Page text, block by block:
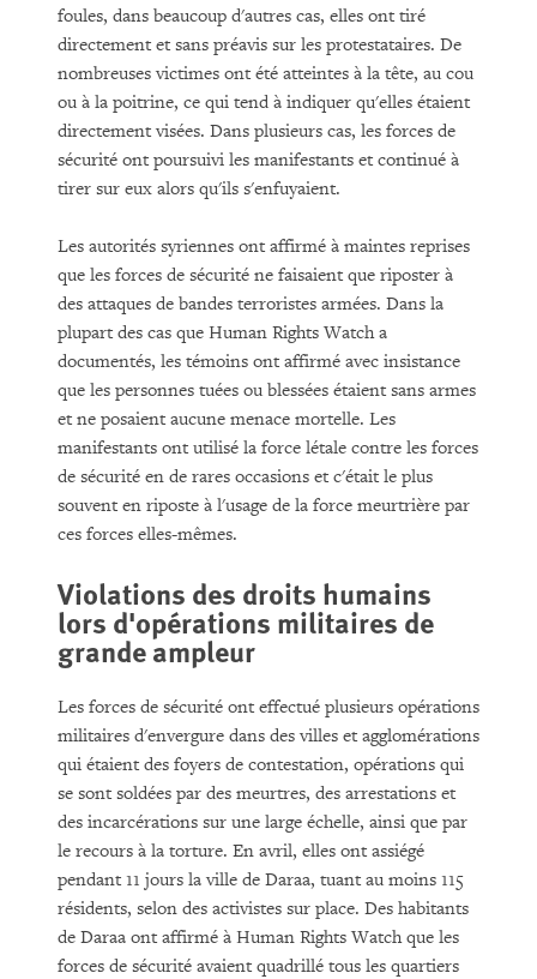
foules, dans beaucoup d'autres cas, elles ont tiré
directement et sans préavis sur les protestataires. De
nombreuses victimes ont été atteintes à la tête, au cou
ou à la poitrine, ce qui tend à indiquer qu'elles étaient
directement visées. Dans plusieurs cas, les forces de
sécurité ont poursuivi les manifestants et continué à
tirer sur eux alors qu'ils s'enfuyaient.
Les autorités syriennes ont affirmé à maintes reprises
que les forces de sécurité ne faisaient que riposter à
des attaques de bandes terroristes armées. Dans la
plupart des cas que Human Rights Watch a
documentés, les témoins ont affirmé avec insistance
que les personnes tuées ou blessées étaient sans armes
et ne posaient aucune menace mortelle. Les
manifestants ont utilisé la force létale contre les forces
de sécurité en de rares occasions et c'était le plus
souvent en riposte à l'usage de la force meurtrière par
ces forces elles-mêmes.
Violations des droits humains
lors d'opérations militaires de
grande ampleur
Les forces de sécurité ont effectué plusieurs opérations
militaires d'envergure dans des villes et agglomérations
qui étaient des foyers de contestation, opérations qui
se sont soldées par des meurtres, des arrestations et
des incarcérations sur une large échelle, ainsi que par
le recours à la torture. En avril, elles ont assiégé
pendant 11 jours la ville de Daraa, tuant au moins 115
résidents, selon des activistes sur place. Des habitants
de Daraa ont affirmé à Human Rights Watch que les
forces de sécurité avaient quadrillé tous les quartiers